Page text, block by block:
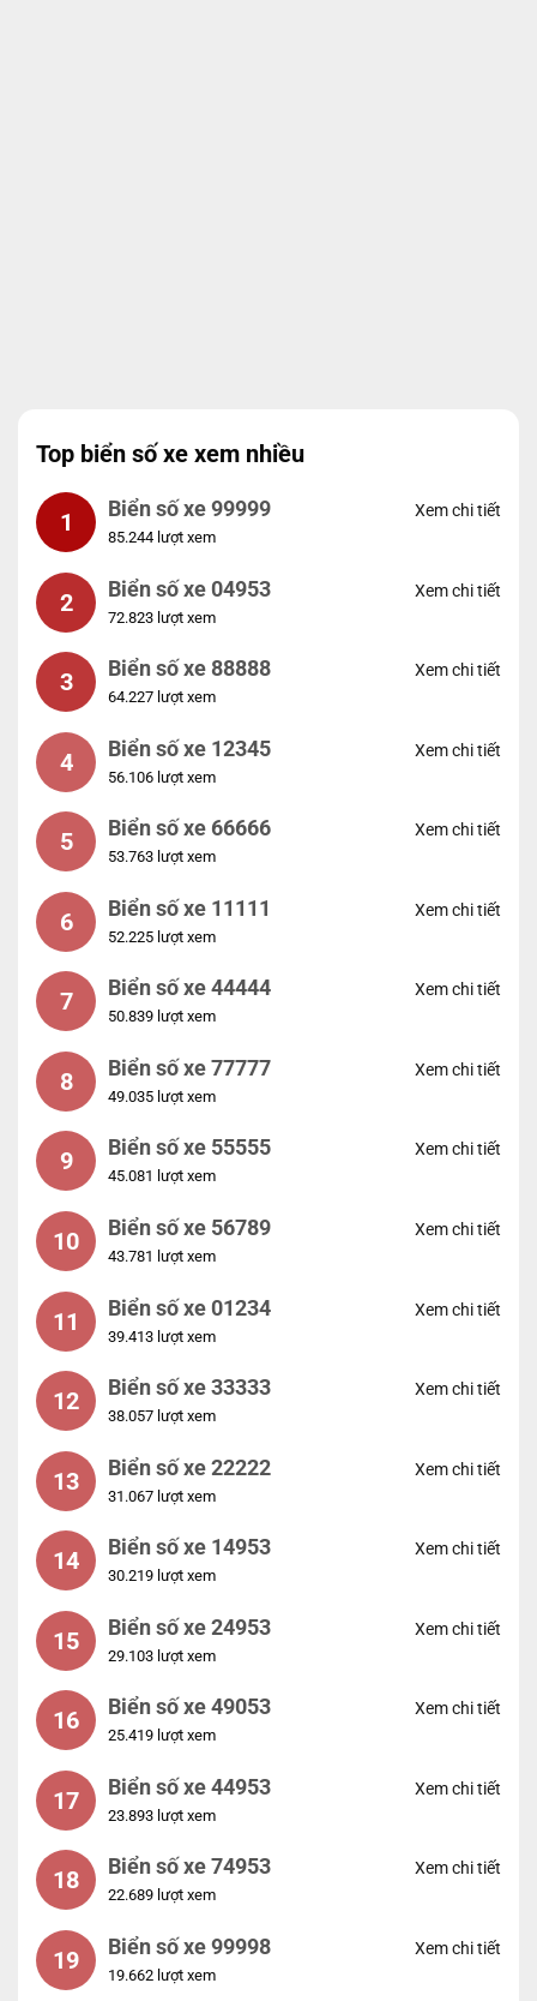
Top biển số xe xem nhiều
1 Biển số xe 99999
85.244 lượt xem
Xem chi tiết
2 Biển số xe 04953
72.823 lượt xem
Xem chi tiết
3 Biển số xe 88888
64.227 lượt xem
Xem chi tiết
4 Biển số xe 12345
56.106 lượt xem
Xem chi tiết
5 Biển số xe 66666
53.763 lượt xem
Xem chi tiết
6 Biển số xe 11111
52.225 lượt xem
Xem chi tiết
7 Biển số xe 44444
50.839 lượt xem
Xem chi tiết
8 Biển số xe 77777
49.035 lượt xem
Xem chi tiết
9 Biển số xe 55555
45.081 lượt xem
Xem chi tiết
10 Biển số xe 56789
43.781 lượt xem
Xem chi tiết
11 Biển số xe 01234
39.413 lượt xem
Xem chi tiết
12 Biển số xe 33333
38.057 lượt xem
Xem chi tiết
13 Biển số xe 22222
31.067 lượt xem
Xem chi tiết
14 Biển số xe 14953
30.219 lượt xem
Xem chi tiết
15 Biển số xe 24953
29.103 lượt xem
Xem chi tiết
16 Biển số xe 49053
25.419 lượt xem
Xem chi tiết
17 Biển số xe 44953
23.893 lượt xem
Xem chi tiết
18 Biển số xe 74953
22.689 lượt xem
Xem chi tiết
19 Biển số xe 99998
19.662 lượt xem
Xem chi tiết